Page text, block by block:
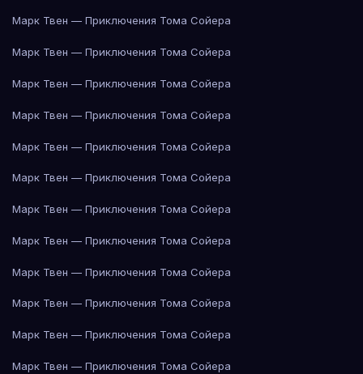
Марк Твен — Приключения Тома Сойера
Марк Твен — Приключения Тома Сойера
Марк Твен — Приключения Тома Сойера
Марк Твен — Приключения Тома Сойера
Марк Твен — Приключения Тома Сойера
Марк Твен — Приключения Тома Сойера
Марк Твен — Приключения Тома Сойера
Марк Твен — Приключения Тома Сойера
Марк Твен — Приключения Тома Сойера
Марк Твен — Приключения Тома Сойера
Марк Твен — Приключения Тома Сойера
Марк Твен — Приключения Тома Сойера